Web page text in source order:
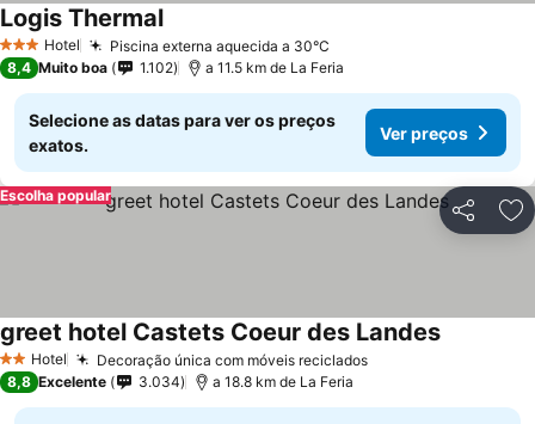
3 EstrelasHotel Piscina externa aquecida a 30°C
Logis Thermal
8,4 Muito boa 1.102 a 11.5 km de La Feria
Selecione as datas para ver os preços
exatos.
Ver preços
Partilhar
Escolha popular
2 Estrelas
Hotel Decoração única com móveis reciclados
greet hotel Castets Coeur des Landes
8,8 Excelente 3.034 a 18.8 km de La Feria